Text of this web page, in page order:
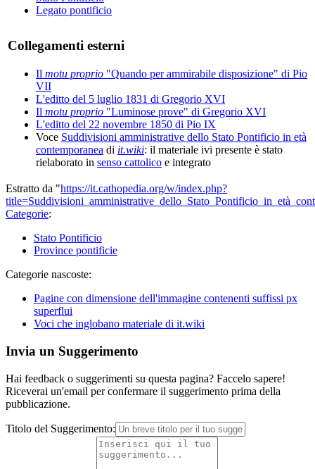
Legato pontificio
Collegamenti esterni
Il motu proprio "Quando per ammirabile disposizione" di Pio
VII
L'editto del 5 luglio 1831 di Gregorio XVI
Il motu proprio "Luminose prove" di Gregorio XVI
L'editto del 22 novembre 1850 di Pio IX
Voce Suddivisioni amministrative dello Stato Pontificio in età
contemporanea di it.wiki: il materiale ivi presente è stato
rielaborato in senso cattolico e integrato
Estratto da "https://it.cathopedia.org/w/index.php?
Categorie:
Stato Pontificio
Province pontificie
Categorie nascoste:
Pagine con dimensione dell'immagine contenenti suffissi px
superflui
Voci che inglobano materiale di it.wiki
Invia un Suggerimento
Hai feedback o suggerimenti su questa pagina? Faccelo sapere!
Riceverai un'email per confermare il suggerimento prima della
pubblicazione.
Titolo del Suggerimento: